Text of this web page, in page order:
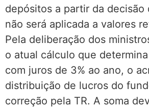
depósitos a partir da decisão
não será aplicada a valores
Pela deliberação dos
o atual cálculo que
com juros de 3% ao ano, o
distribuição de lucros do
correção pela TR. A soma